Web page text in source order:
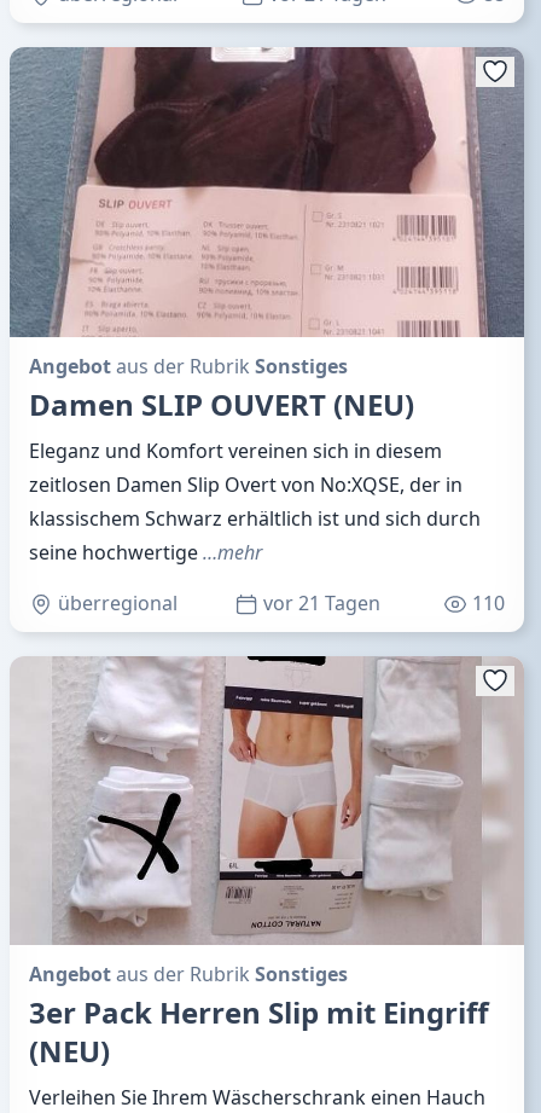
Angebotaus der Rubrik Sonstiges
Damen SLIP OUVERT (NEU)
Eleganz und Komfort vereinen sich in diesem
zeitlosen Damen Slip Overt von No:XQSE, der in
klassischem Schwarz erhältlich ist und sich durch
seine hochwertige…mehr
überregional
vor 21 Tagen 110
Angebotaus der Rubrik Sonstiges
3er Pack Herren Slip mit Eingriff
(NEU)
Verleihen Sie Ihrem Wäscherschrank einen Hauch